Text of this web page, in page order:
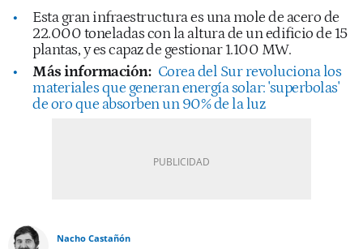
Esta gran infraestructura es una mole de acero de
22.000 toneladas con la altura de un edificio de 15
plantas, y es capaz de gestionar 1.100 MW.
Más información: Corea del Sur revoluciona los
materiales que generan energía solar: 'superbolas'
de oro que absorben un 90% de la luz
Nacho Castañón